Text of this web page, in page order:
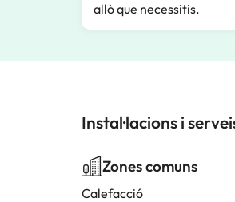
allò que necessitis.
Instal·lacions i
Zones comuns
Calefacció